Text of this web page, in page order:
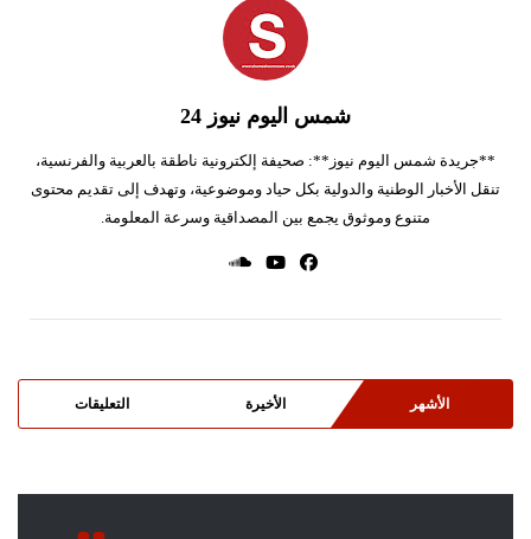
شمس اليوم نيوز 24
**جريدة شمس اليوم نيوز**: صحيفة إلكترونية ناطقة بالعربية والفرنسية،
تنقل الأخبار الوطنية والدولية بكل حياد وموضوعية، وتهدف إلى تقديم محتوى
متنوع وموثوق يجمع بين المصداقية وسرعة المعلومة.
الأشهر الأخيرة التعليقات